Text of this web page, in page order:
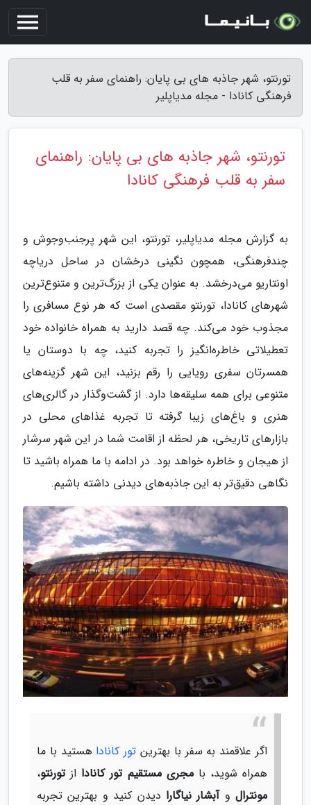
تورنتو، شهر جاذبه های بی پایان: راهنمای سفر به قلب
فرهنگی کانادا - مجله مدیاپلیر
تورنتو، شهر جاذبه های بی پایان: راهنمای
سفر به قلب فرهنگی کانادا
به گزارش مجله مدیاپلیر، تورنتو، این شهر پرجنب‌وجوش و
چندفرهنگی، همچون نگینی درخشان در ساحل دریاچه
اونتاریو می‌درخشد. به عنوان یکی از بزرگ‌ترین و متنوع‌ترین
شهرهای کانادا، تورنتو مقصدی است که هر نوع مسافری را
مجذوب خود می‌کند. چه قصد دارید به همراه خانواده خود
تعطیلاتی خاطره‌انگیز را تجربه کنید، چه با دوستان یا
همسرتان سفری رویایی را رقم بزنید، این شهر گزینه‌های
متنوعی برای همه سلیقه‌ها دارد. از گشت‌وگذار در گالری‌های
هنری و باغ‌های زیبا گرفته تا تجربه غذاهای محلی در
بازارهای تاریخی، هر لحظه از اقامت شما در این شهر سرشار
از هیجان و خاطره خواهد بود. در ادامه با ما همراه باشید تا
نگاهی دقیق‌تر به این جاذبه‌های دیدنی داشته باشیم.
اگر علاقمند به سفر با بهترین تور کانادا هستید با ما
همراه شوید، بامجری مستقیم تور کانادا ازتورنتو،
مونترال وآبشار نیاگارا دیدن کنید و بهترین تجربه